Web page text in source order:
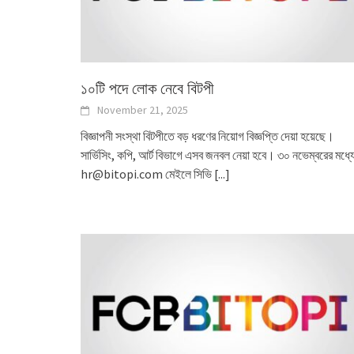
১০টি পদে লোক নেবে বিটপী
November 21, 2025
বিজ্ঞাপনী সংস্থা বিটপীতে বড় ধরণের নিয়োগ বিজ্ঞপ্তি দেয়া হয়েছে।
সার্ভিসিং, কপি, আর্ট বিভাগে এসব জনবল নেয়া হবে। ৩০ নভেম্বরের
hr@bitopi.com মেইলে সিভি [...]